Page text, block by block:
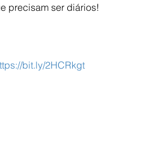
precisam ser diários!
bit.ly/2HCRkgt